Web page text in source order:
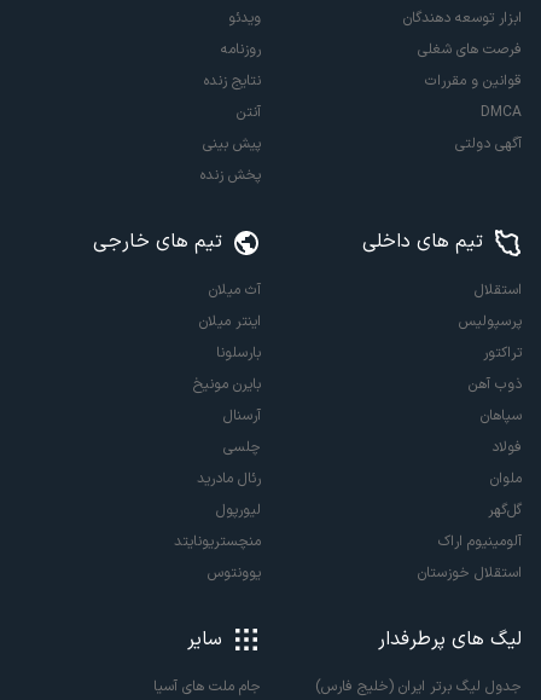
ابزار توسعه دهندگان
فرصت های شغلی
قوانین و مقررات
DMCA
آگهی دولتی
ویدئو
روزنامه
نتایج زنده
آنتن
پیش بینی
پخش زنده
تیم های داخلی
استقلال
پرسپولیس
تراکتور
ذوب آهن
سپاهان
فولاد
ملوان
گل‌گهر
آلومینیوم اراک
استقلال خوزستان
تیم های خارجی
آث میلان
اینتر میلان
بارسلونا
بایرن مونیخ
آرسنال
چلسی
رئال مادرید
لیورپول
منچستریونایتد
یوونتوس
لیگ های پرطرفدار
جدول لیگ برتر ایران (خلیج فارس)
سایر
جام ملت های آسیا